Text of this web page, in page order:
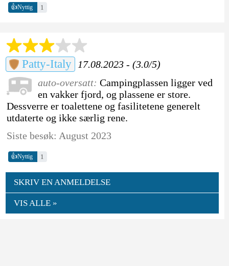
👍Nyttig 1
Patty-Italy
17.08.2023 - (3.0/5)
auto-oversatt: Campingplassen ligger ved
en vakker fjord, og plassene er store.
Dessverre er toalettene og fasilitetene generelt
utdaterte og ikke særlig rene.
Siste besøk: August 2023
👍Nyttig 1
SKRIV EN ANMELDELSE
VIS ALLE »